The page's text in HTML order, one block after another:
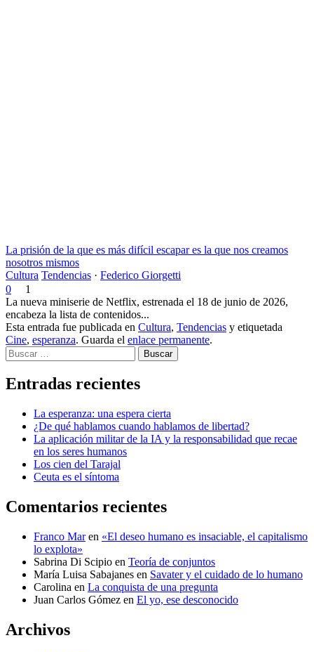
La prisión de la que es más difícil escapar es la que nos creamos
nosotros mismos
Cultura Tendencias · Federico Giorgetti
0
1
La nueva miniserie de Netflix, estrenada el 18 de junio de 2026,
encabeza la lista de contenidos...
Esta entrada fue publicada en Cultura, Tendencias y etiquetada
Cine, esperanza. Guarda el enlace permanente.
Buscar
Entradas recientes
La esperanza: una espera cierta
¿De qué hablamos cuando hablamos de libertad?
La aplicación militar de la IA y la responsabilidad que recae
en los seres humanos
Los cien del Tarajal
Ceuta es el síntoma
Comentarios recientes
Franco Maren «El deseo humano es insaciable, el capitalismo
lo explota»
Sabrina Di Scipio en Teoría de conjuntos
María Luisa Sabajanes en Savater y el cuidado de lo humano
Carolina en La conquista de una pregunta
Juan Carlos Gómez en El yo, ese desconocido
Archivos